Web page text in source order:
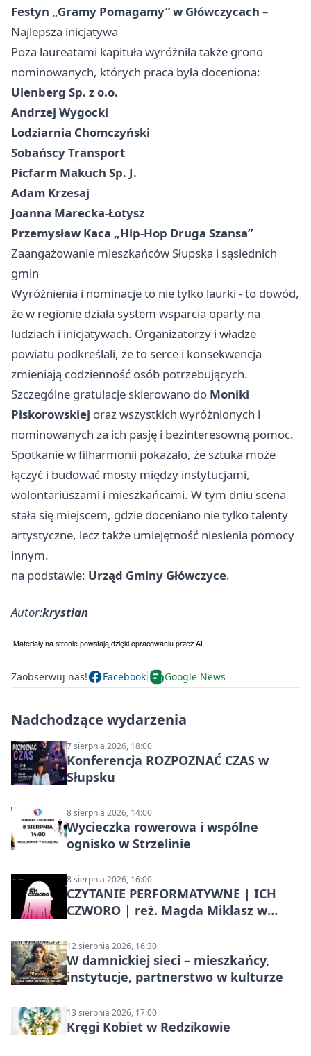
Festyn „Gramy Pomagamy” w Główczycach –
Najlepsza inicjatywa
Poza laureatami kapituła wyróżniła także grono
nominowanych, których praca była doceniona:
Ulenberg Sp. z o.o.
Andrzej Wygocki
Lodziarnia Chomczyński
Sobańscy Transport
Picfarm Makuch Sp. J.
Adam Krzesaj
Joanna Marecka-Łotysz
Przemysław Kaca „Hip-Hop Druga Szansa”
Zaangażowanie mieszkańców Słupska i sąsiednich
gmin
Wyróżnienia i nominacje to nie tylko laurki - to dowód,
że w regionie działa system wsparcia oparty na
ludziach i inicjatywach. Organizatorzy i władze
powiatu podkreślali, że to serce i konsekwencja
zmieniają codzienność osób potrzebujących.
Szczególne gratulacje skierowano do Moniki
Piskorowskiej oraz wszystkich wyróżnionych i
nominowanych za ich pasję i bezinteresowną pomoc.
Spotkanie w filharmonii pokazało, że sztuka może
łączyć i budować mosty między instytucjami,
wolontariuszami i mieszkańcami. W tym dniu scena
stała się miejscem, gdzie doceniano nie tylko talenty
artystyczne, lecz także umiejętność niesienia pomocy
innym.
na podstawie: Urząd Gminy Główczyce.
Autor:krystian
Zaobserwuj nas! Facebook Google News
Nadchodzące wydarzenia
7 sierpnia 2026, 18:00
Konferencja ROZPOZNAĆ CZAS w
Słupsku
8 sierpnia 2026, 14:00
Wycieczka rowerowa i wspólne
ognisko w Strzelinie
8 sierpnia 2026, 16:00
CZYTANIE PERFORMATYWNE | ICH
CZWORO | reż. Magda Miklasz w
12 sierpnia 2026, 16:30
W damnickiej sieci – mieszkańcy,
instytucje, partnerstwo w kulturze
13 sierpnia 2026, 17:00
Kręgi Kobiet w Redzikowie